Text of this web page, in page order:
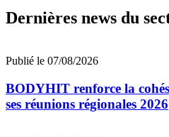
Dernières news du
Publié le 07/08/2026
BODYHIT renforce la
ses réunions régionales 2026